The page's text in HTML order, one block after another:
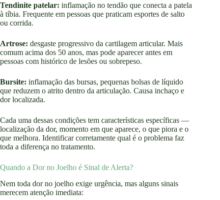
Tendinite patelar: inflamação no tendão que conecta a patela
à tíbia. Frequente em pessoas que praticam esportes de salto
ou corrida.
Artrose: desgaste progressivo da cartilagem articular. Mais
comum acima dos 50 anos, mas pode aparecer antes em
pessoas com histórico de lesões ou sobrepeso.
Bursite: inflamação das bursas, pequenas bolsas de líquido
que reduzem o atrito dentro da articulação. Causa inchaço e
dor localizada.
Cada uma dessas condições tem características específicas —
localização da dor, momento em que aparece, o que piora e o
que melhora. Identificar corretamente qual é o problema faz
toda a diferença no tratamento.
Quando a Dor no Joelho é Sinal de Alerta?
Nem toda dor no joelho exige urgência, mas alguns sinais
merecem atenção imediata: